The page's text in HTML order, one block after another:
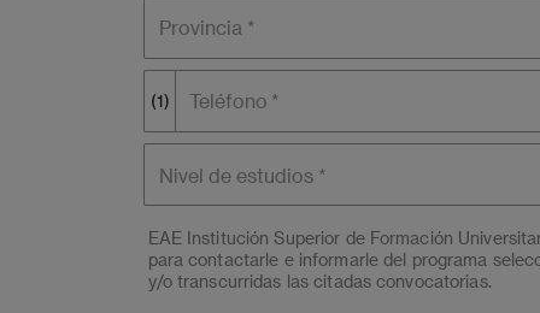
Provincia *
(1) Teléfono
estudios
EAE Institución Superior de Formación
para contactarle e informarle del programa
y/o transcurridas las citadas convocatorias.